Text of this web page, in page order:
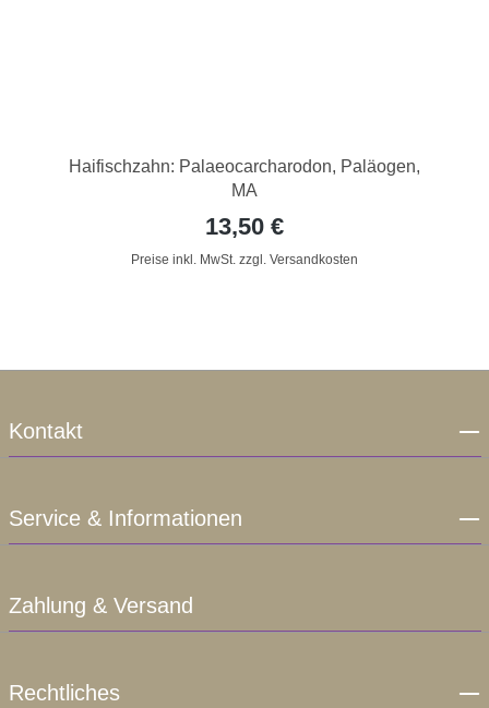
Haifischzahn: Palaeocarcharodon, Paläogen,
MA
13,50 €
Preise inkl. MwSt. zzgl. Versandkosten
Kontakt
Service & Informationen
Zahlung & Versand
Rechtliches